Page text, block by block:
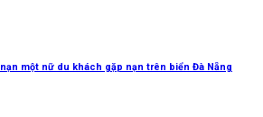
một nữ du khách gặp nạn trên biển Đà Nẵng